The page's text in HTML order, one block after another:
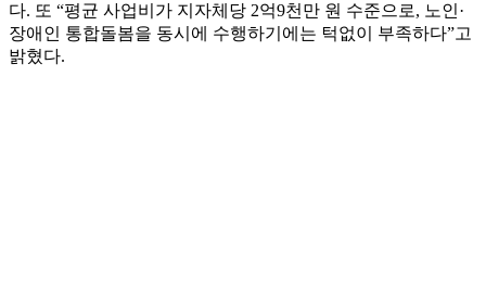
다. 또 “평균 사업비가 지자체당 2억9천만 원 수준으로, 노인·
장애인 통합돌봄을 동시에 수행하기에는 턱없이 부족하다”고
밝혔다.